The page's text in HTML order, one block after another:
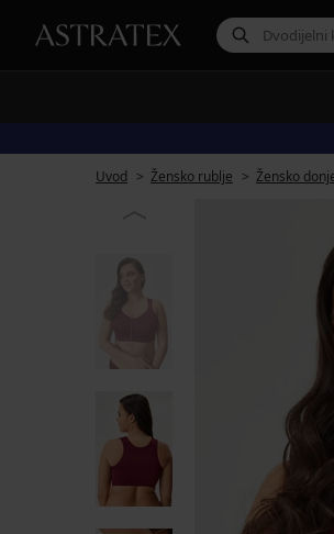
Uvod
Žensko rublje Žensko